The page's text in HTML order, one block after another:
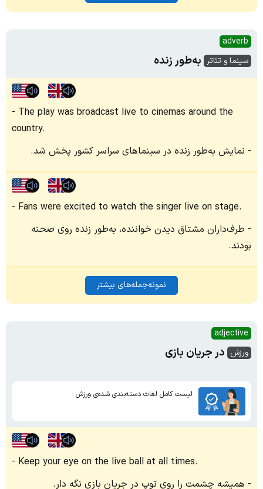
adverb
سینما و تئاتر به‌طور زنده
The play was broadcast live to cinemas around the
country.
نمایش به‌طور زنده در سینماهای سراسر کشور پخش شد.
Fans were excited to watch the singer live on stage.
طرف‌داران مشتاق دیدن خواننده، به‌طور زنده روی صحنه
بودند.
نمونه‌جمله‌های بیشتر
adjective
ورزش در جریان بازی
لیست کامل لغات دسته‌بندی شده‌ی ورزش
Keep your eye on the live ball at all times.
همیشه چشمت را روی توپ در جریان بازی نگه دار.